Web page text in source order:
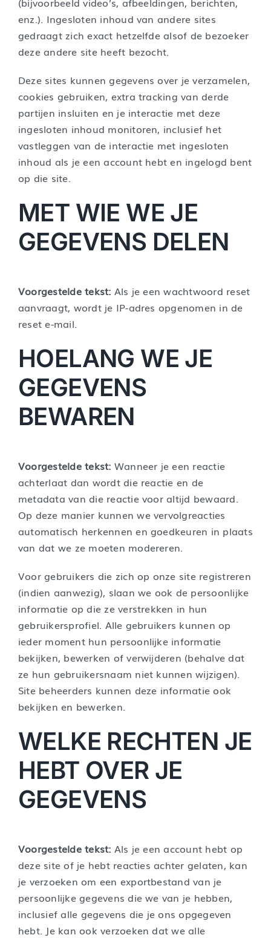
enz.). Ingesloten inhoud van andere sites
gedraagt zich exact hetzelfde alsof de bezoeker
deze andere site heeft bezocht.
Deze sites kunnen gegevens over je verzamelen,
cookies gebruiken, extra tracking van derde
partijen insluiten en je interactie met deze
ingesloten inhoud monitoren, inclusief het
vastleggen van de interactie met ingesloten
inhoud als je een account hebt en ingelogd bent
op die site.
MET WIE WE JE
GEGEVENS DELEN
Voorgestelde tekst: Als je een wachtwoord reset
aanvraagt, wordt je IP-adres opgenomen in de
reset e-mail.
HOELANG WE JE
GEGEVENS
BEWAREN
Voorgestelde tekst: Wanneer je een reactie
achterlaat dan wordt die reactie en de
metadata van die reactie voor altijd bewaard.
Op deze manier kunnen we vervolgreacties
automatisch herkennen en goedkeuren in plaats
van dat we ze moeten modereren.
Voor gebruikers die zich op onze site registreren
(indien aanwezig), slaan we ook de persoonlijke
informatie op die ze verstrekken in hun
gebruikersprofiel. Alle gebruikers kunnen op
ieder moment hun persoonlijke informatie
bekijken, bewerken of verwijderen (behalve dat
ze hun gebruikersnaam niet kunnen wijzigen).
Site beheerders kunnen deze informatie ook
bekijken en bewerken.
WELKE RECHTEN JE
HEBT OVER JE
GEGEVENS
Voorgestelde tekst: Als je een account hebt op
deze site of je hebt reacties achter gelaten, kan
je verzoeken om een exportbestand van je
persoonlijke gegevens die we van je hebben,
inclusief alle gegevens die je ons opgegeven
hebt. Je kan ook verzoeken dat we alle